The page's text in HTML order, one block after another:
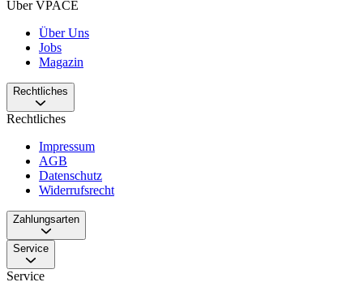
Über VPACE
Über Uns
Jobs
Magazin
Rechtliches
Rechtliches
Impressum
AGB
Datenschutz
Widerrufsrecht
Zahlungsarten
Service
Service